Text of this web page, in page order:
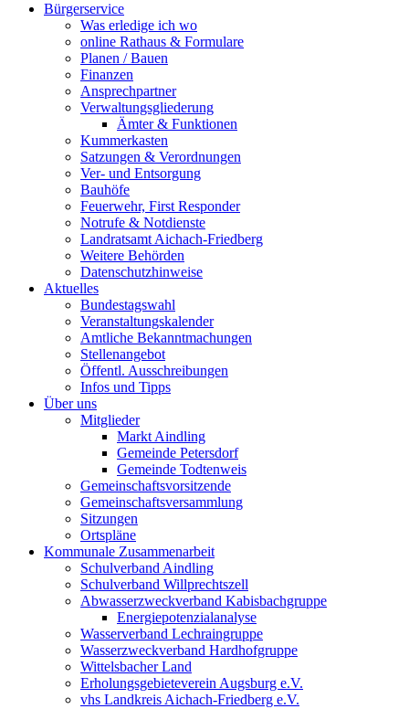
Bürgerservice
Was erledige ich wo
online Rathaus & Formulare
Planen / Bauen
Finanzen
Ansprechpartner
Verwaltungsgliederung
Ämter & Funktionen
Kummerkasten
Satzungen & Verordnungen
Ver- und Entsorgung
Bauhöfe
Feuerwehr, First Responder
Notrufe & Notdienste
Landratsamt Aichach-Friedberg
Weitere Behörden
Datenschutzhinweise
Aktuelles
Bundestagswahl
Veranstaltungskalender
Amtliche Bekanntmachungen
Stellenangebot
Öffentl. Ausschreibungen
Infos und Tipps
Über uns
Mitglieder
Markt Aindling
Gemeinde Petersdorf
Gemeinde Todtenweis
Gemeinschaftsvorsitzende
Gemeinschaftsversammlung
Sitzungen
Ortspläne
Kommunale Zusammenarbeit
Schulverband Aindling
Schulverband Willprechtszell
Abwasserzweckverband Kabisbachgruppe
Energiepotenzialanalyse
Wasserverband Lechraingruppe
Wasserzweckverband Hardhofgruppe
Wittelsbacher Land
Erholungsgebieteverein Augsburg e.V.
vhs Landkreis Aichach-Friedberg e.V.